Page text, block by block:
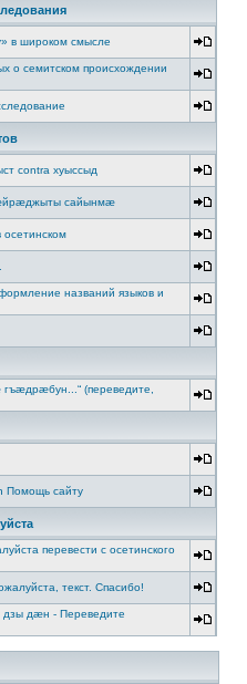
в широком смысле
о семитском происхождении
contra хуыссыд
сайынмæ
осетинском
названий языков и
(переведите,
Помощь сайту
перевести с осетинского
текст. Спасибо!
дæн - Переведите